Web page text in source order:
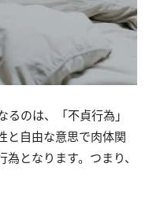
のは、「不貞行為」
と自由な意思で肉体関
となります。つまり、